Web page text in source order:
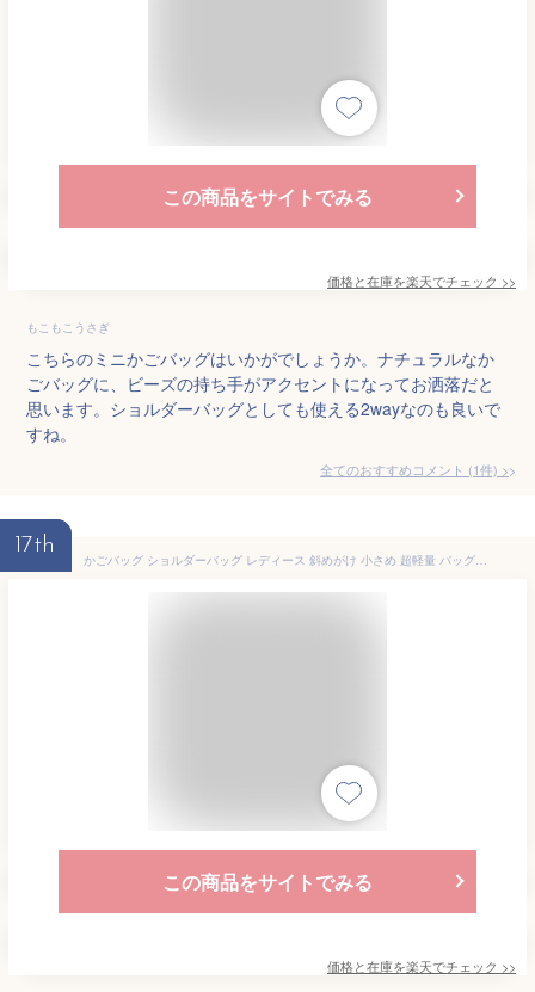
この商品をサイトでみる
価格と在庫を楽天でチェック >>
もこもこうさぎ
こちらのミニかごバッグはいかがでしょうか。ナチュラルなか
ごバッグに、ビーズの持ち手がアクセントになってお洒落だと
思います。ショルダーバッグとしても使える2wayなのも良いで
すね。
全てのおすすめコメント (1件) >
17th
かごバッグ ショルダーバッグ レディース 斜めがけ 小さめ 超軽量 バッグ 大人 ミニバッグ カゴバッグ ショルダー付き バスケット スクエアバッグ 夏バッグ ミニショルダー カゴバッグ おしゃれかわいい プレゼント ナチュラル 夏 海 トレンド 浴衣 夏休み
この商品をサイトでみる
価格と在庫を楽天でチェック >>